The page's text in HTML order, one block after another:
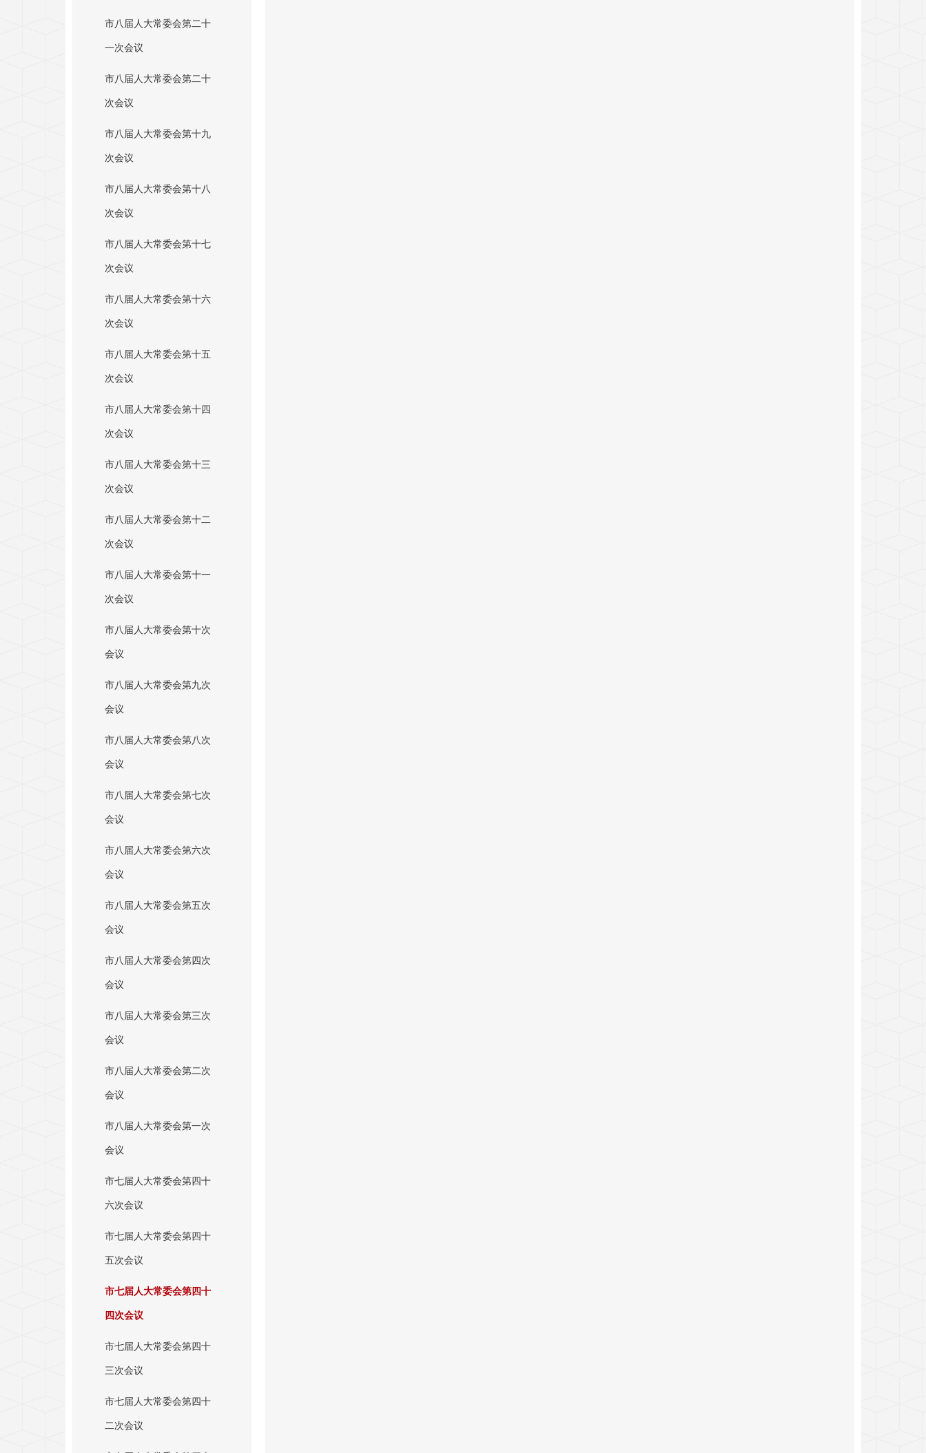
市八届人大常委会第二十
一次会议
市八届人大常委会第二十
次会议
市八届人大常委会第十九
次会议
市八届人大常委会第十八
次会议
市八届人大常委会第十七
次会议
市八届人大常委会第十六
次会议
市八届人大常委会第十五
次会议
市八届人大常委会第十四
次会议
市八届人大常委会第十三
次会议
市八届人大常委会第十二
次会议
市八届人大常委会第十一
次会议
市八届人大常委会第十次
会议
市八届人大常委会第九次
会议
市八届人大常委会第八次
会议
市八届人大常委会第七次
会议
市八届人大常委会第六次
会议
市八届人大常委会第五次
会议
市八届人大常委会第四次
会议
市八届人大常委会第三次
会议
市八届人大常委会第二次
会议
市八届人大常委会第一次
会议
市七届人大常委会第四十
六次会议
市七届人大常委会第四十
五次会议
市七届人大常委会第四十
四次会议
市七届人大常委会第四十
三次会议
市七届人大常委会第四十
二次会议